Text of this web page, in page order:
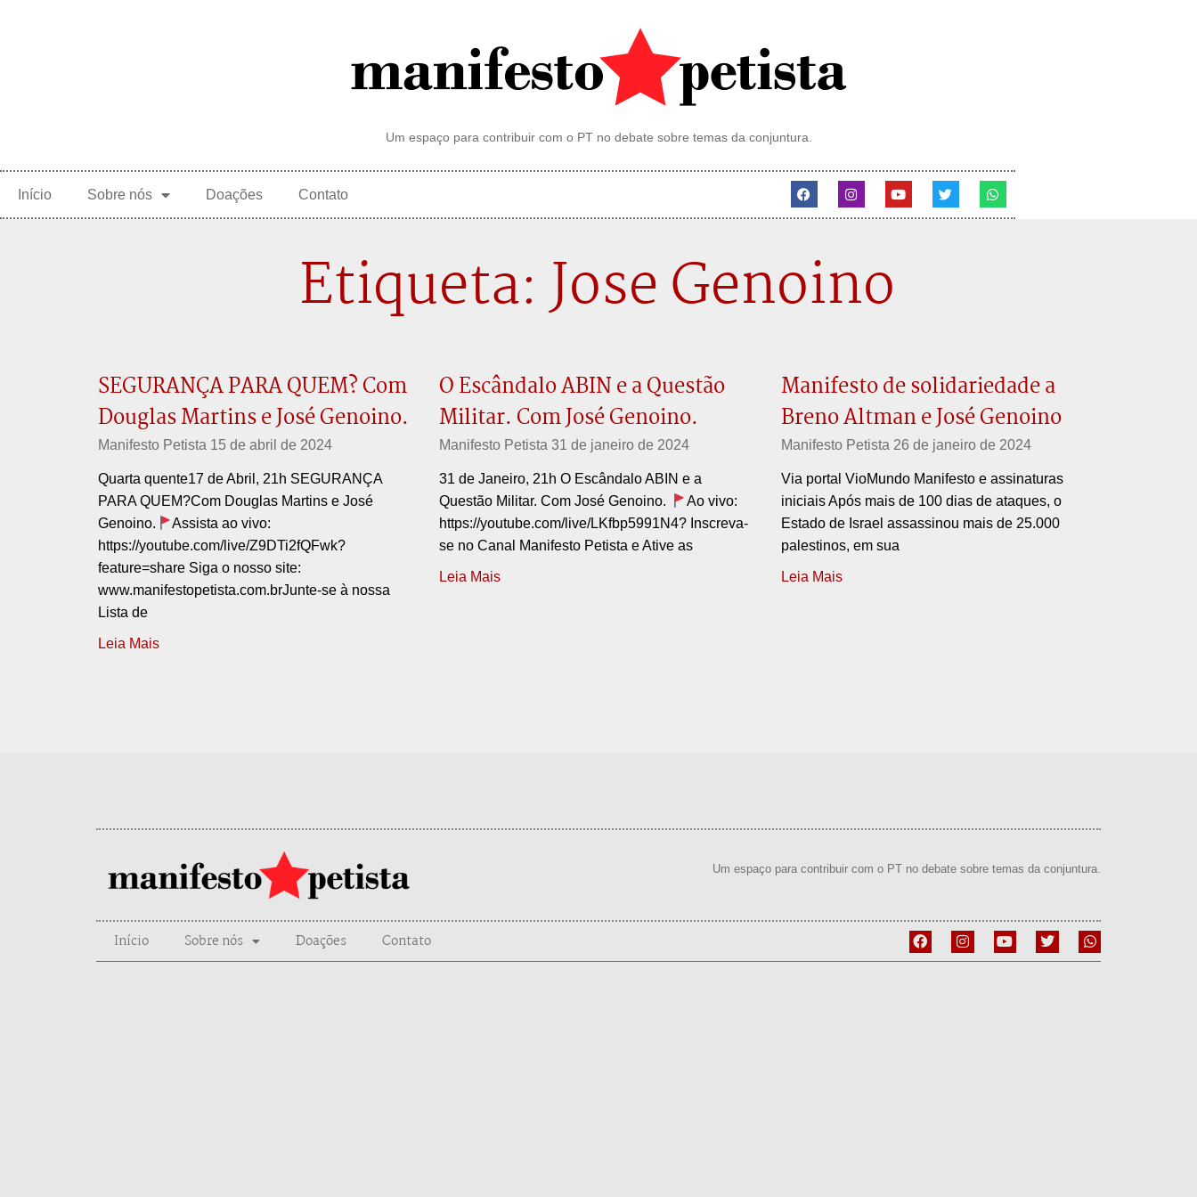
Um espaço para contribuir com o PT no debate sobre temas da conjuntura.
Início Sobre nós Doações Contato
Etiqueta: Jose Genoino
SEGURANÇA PARA QUEM? Com
Douglas Martins e José Genoino.
Manifesto Petista 15 de abril de 2024
Quarta quente17 de Abril, 21h SEGURANÇA
PARA QUEM?Com Douglas Martins e José
Genoino.
Assista ao vivo:
https://youtube.com/live/Z9DTi2fQFwk?
feature=share Siga o nosso site:
www.manifestopetista.com.brJunte-se à nossa
Lista de
Leia Mais
O Escândalo ABIN e a Questão
Militar. Com José Genoino.
Manifesto Petista31 de janeiro de 2024
31 de Janeiro, 21h O Escândalo ABIN e a
Questão Militar. Com José Genoino.
Ao vivo:
https://youtube.com/live/LKfbp5991N4? Inscreva-
se no Canal Manifesto Petista e Ative as
Leia Mais
Manifesto de solidariedade a
Breno Altman e José Genoino
Manifesto Petista 26 de janeiro de 2024
Via portal VioMundo Manifesto e assinaturas
iniciais Após mais de 100 dias de ataques, o
Estado de Israel assassinou mais de 25.000
palestinos, em sua
Leia Mais
Um espaço para contribuir com o PT no debate sobre temas da conjuntura.
Início Sobre nós Doações Contato